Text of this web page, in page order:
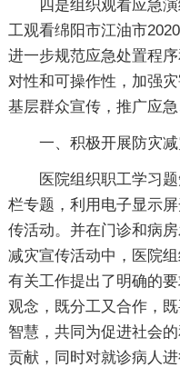
四是组织观看应急
工观看绵阳市江油市
进一步规范应急处置程
对性和可操作性，加强
基层群众宣传，推广应
一、积极开展防灾减
医院组织职工学习
栏专题，利用电子显示
传活动。并在门诊和病
减灾宣传活动中，医院
有关工作提出了明确的
观念，既分工又合作，
智慧，共同为促进社会
贡献，同时对就诊病人